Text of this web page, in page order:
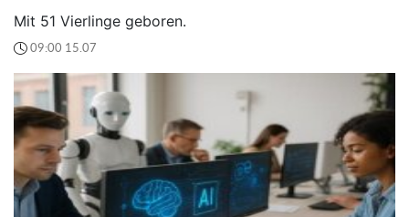
Mit 51 Vierlinge geboren.
09:00 15.07